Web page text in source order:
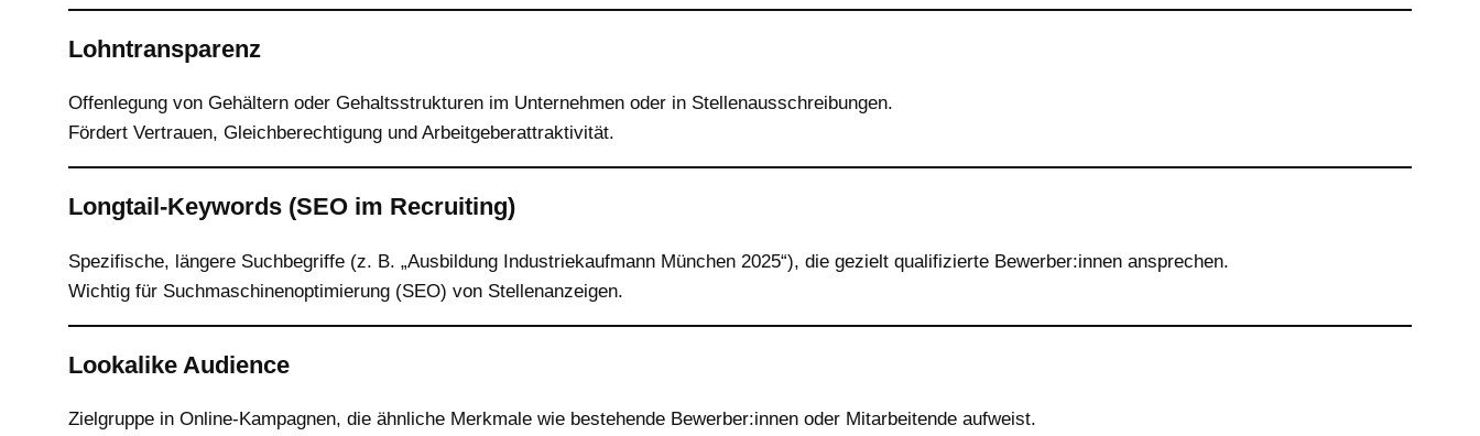
Lohntransparenz
Offenlegung von Gehältern oder Gehaltsstrukturen im Unternehmen oder in Stellenausschreibungen.
Fördert Vertrauen, Gleichberechtigung und Arbeitgeberattraktivität.
Longtail-Keywords (SEO im Recruiting)
Spezifische, längere Suchbegriffe (z. B. „Ausbildung Industriekaufmann München 2025“), die gezielt qualifizierte Bewerber:innen ansprechen.
Wichtig für Suchmaschinenoptimierung (SEO) von Stellenanzeigen.
Lookalike Audience
Zielgruppe in Online-Kampagnen, die ähnliche Merkmale wie bestehende Bewerber:innen oder Mitarbeitende aufweist.